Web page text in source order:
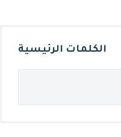
الكلمات الرئيسية